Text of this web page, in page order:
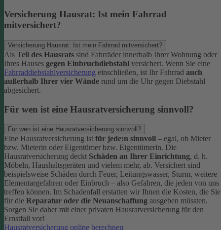
Versicherung Hausrat: Ist mein Fahrrad
mitversichert?
Versicherung Hausrat: Ist mein Fahrrad mitversichert?
Als Teil des Hausrats sind Fahrräder innerhalb Ihrer Wohnung oder
Ihres Hauses gegen Einbruchdiebstahl versichert. Wenn Sie eine
Fahrraddiebstahlversicherung einschließen, ist Ihr Fahrrad auch
außerhalb Ihrer vier Wände rund um die Uhr gegen Diebstahl
abgesichert.
Für wen ist eine Hausratversicherung sinnvoll?
Für wen ist eine Hausratversicherung sinnvoll?
Eine Hausratversicherung ist für jede:n sinnvoll – egal, ob Mieter
bzw. Mieterin oder Eigentümer bzw. Eigentümerin. Die
Hausratversicherung deckt Schäden an Ihrer Einrichtung, d. h.
Möbeln, Haushaltsgeräten und vielem mehr, ab. Versichert sind
beispielsweise Schäden durch Feuer, Leitungswasser, Sturm, weitere
Elementargefahren oder Einbruch – also Gefahren, die jeden von uns
treffen können. Im Schadenfall erstatten wir Ihnen die Kosten, die Sie
für die Reparatur oder die Neuanschaffung ausgeben müssten.
Sorgen Sie daher mit einer privaten Hausratversicherung für den
Ernstfall vor!
Hausratversicherung online berechnen